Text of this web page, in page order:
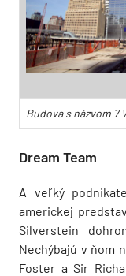
Budova s názvom 7
Dream Team
A veľký
americkej
Silverstein
Nechýbajú v ňom
Foster a Sir